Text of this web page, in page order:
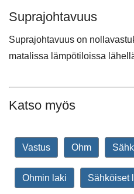
Suprajohtavuus
Suprajohtavuus on
matalissa lämpötiloissa
Katso myös
Vastus Ohm
Ohmin laki Sähköiset